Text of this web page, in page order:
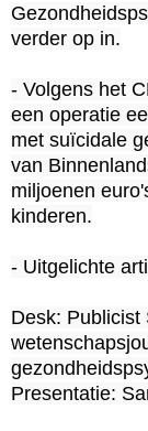
verder op in.
- Volgens het
een operatie
met suïcidale
van
miljoenen
kinderen.
- Uitgelichte
Desk: Publicist
Presentatie: